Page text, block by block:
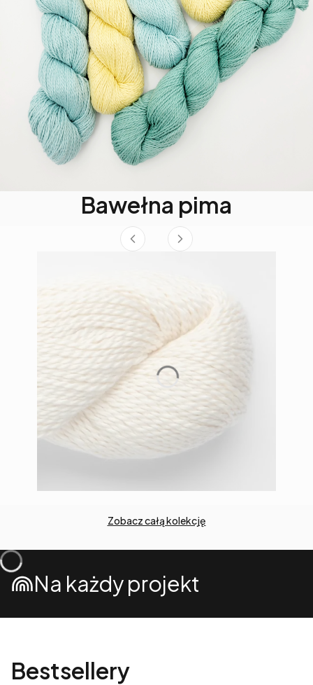
Bawełna pima
Zobacz całą kolekcję
Na każdy projekt
Bestsellery